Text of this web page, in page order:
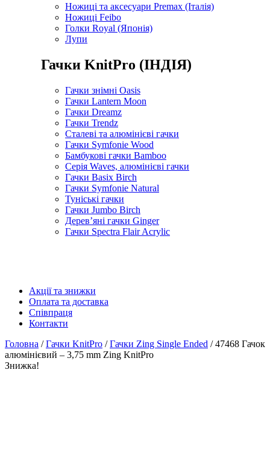
Ножиці та аксесуари Premax (Італія)
Ножиці Feibo
Голки Royal (Японія)
Лупи
Гачки KnitPro (ІНДІЯ)
Гачки знімні Oasis
Гачки Lantern Moon
Гачки Dreamz
Гачки Trendz
Сталеві та алюмінієві гачки
Гачки Symfonie Wood
Бамбукові гачки Bamboo
Серія Waves, алюмінієві гачки
Гачки Basix Birch
Гачки Symfonie Natural
Туніські гачки
Гачки Jumbo Birch
Дерев’яні гачки Ginger
Гачки Spectra Flair Acrylic
Акції та знижки
Оплата та доставка
Співпраця
Контакти
Головна /Гачки KnitPro /Гачки Zing Single Ended / 47468 Гачок
алюмінієвий – 3,75 mm Zing KnitPro
Знижка!